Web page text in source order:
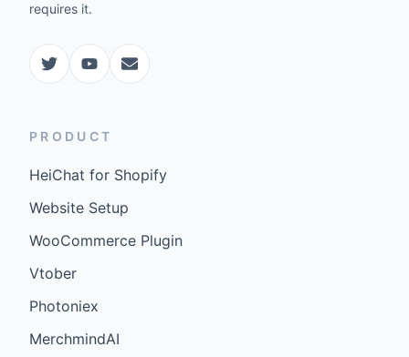
requires it.
PRODUCT
HeiChat for Shopify
Website Setup
WooCommerce Plugin
Vtober
Photoniex
MerchmindAI